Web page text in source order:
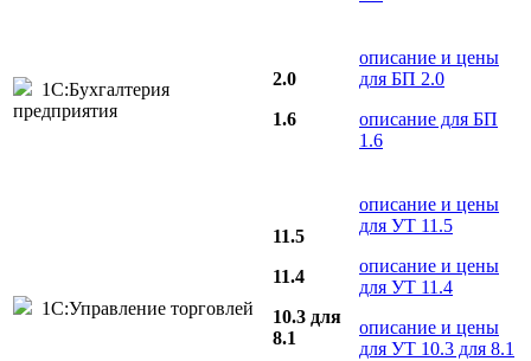
1С:Бухгалтерия
предприятия
2.0
1.6
описание и цены
для БП 2.0
описание для БП
1.6
1С:Управление торговлей
11.5
11.4
10.3 для
8.1
описание и цены
для УТ 11.5
описание и цены
для УТ 11.4
описание и цены
для УТ 10.3 для 8.1